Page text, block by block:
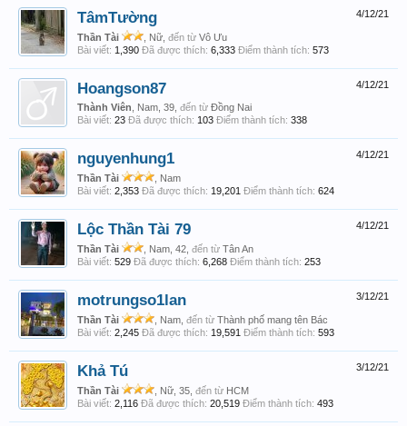
4/12/21
TâmTường
Thần Tài , Nữ, đến từ Vô Ưu
Bài viết: 1,390 Đã được thích: 6,333 Điểm thành tích: 573
4/12/21
Hoangson87
Thành Viên , Nam, 39, đến từ Đồng Nai
Bài viết: 23 Đã được thích: 103 Điểm thành tích: 338
4/12/21
nguyenhung1
Thần Tài
, Nam
Bài viết: 2,353 Đã được thích: 19,201 Điểm thành tích: 624
4/12/21
Lộc Thần Tài 79
Thần Tài , Nam, 42, đến từ Tân An
Bài viết: 529 Đã được thích: 6,268 Điểm thành tích: 253
3/12/21
motrungso1lan
Thần Tài , Nam, đến từ Thành phố mang tên Bác
Bài viết: 2,245 Đã được thích: 19,591 Điểm thành tích: 593
3/12/21
Khả Tú
Thần Tài , Nữ, 35, đến từ HCM
Bài viết: 2,116 Đã được thích: 20,519 Điểm thành tích: 493